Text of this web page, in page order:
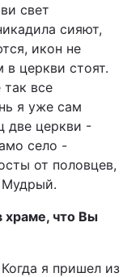
свет
сияют,
икон не
в церкви стоят.
все
я уже сам
две церкви -
село -
от половцев,
Мудрый.
храме, что Вы
я пришел из